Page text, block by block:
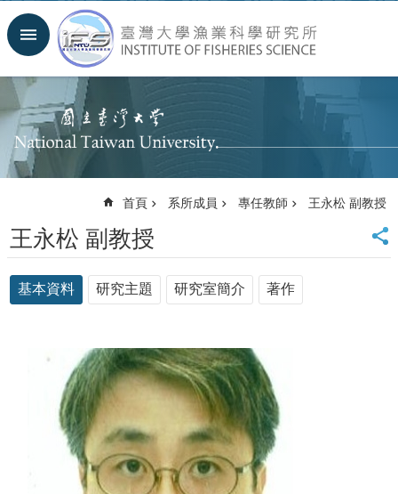
跳到主要內容區塊
進
搜
尋
回
首
頁
首
頁
絡
資
首頁 系所成員 專任教師 王永松 副教授
王永松 副教授
基本資料 研究主題 研究室簡介 著作